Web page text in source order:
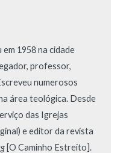
1958 na cidade
professor,
numerosos
área teológica. Desde
das Igrejas
e editor da revista
[O Caminho Estreito].